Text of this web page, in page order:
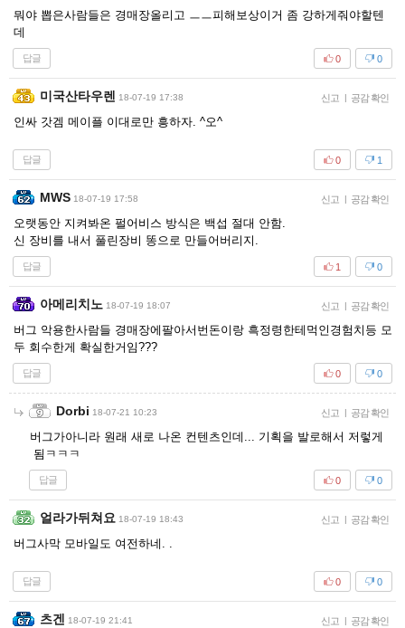
뭐야 뽑은사람들은 경매장올리고 ㅡㅡ피해보상이거 좀 강하게줘야할텐
데
답글 0
0
미국산타우렌 18-07-19 17:38 신고 | 공감 확인
인싸 갓겜 메이플 이대로만 흥하자. ^오^
답글 1
0
MWS 18-07-19 17:58 신고 | 공감 확인
오랫동안 지켜봐온 펄어비스 방식은 백섭 절대 안함.
신 장비를 내서 풀린장비 똥으로 만들어버리지.
답글 0
1
아메리치노 18-07-19 18:07 신고 | 공감 확인
버그 악용한사람들 경매장에팔아서번돈이랑 흑정령한테먹인경험치등 모
두 회수한게 확실한거임???
답글 0
0
Dorbi 18-07-21 10:23 신고 | 공감 확인
버그가아니라 원래 새로 나온 컨텐츠인데... 기획을 발로해서 저렇게
됨ㅋㅋㅋ
답글 0
0
얼라가뒤쳐요 18-07-19 18:43 신고 | 공감 확인
버그사막 모바일도 여전하네. .
답글 0
0
츠겐 18-07-19 21:41 신고 | 공감 확인